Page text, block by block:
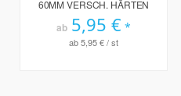
60MM VERSCH. HÄRTEN
ab 5,95 €
ab5,95 €/ st